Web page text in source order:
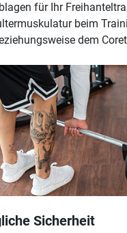
für Ihr
beim
dem
Sicherheit